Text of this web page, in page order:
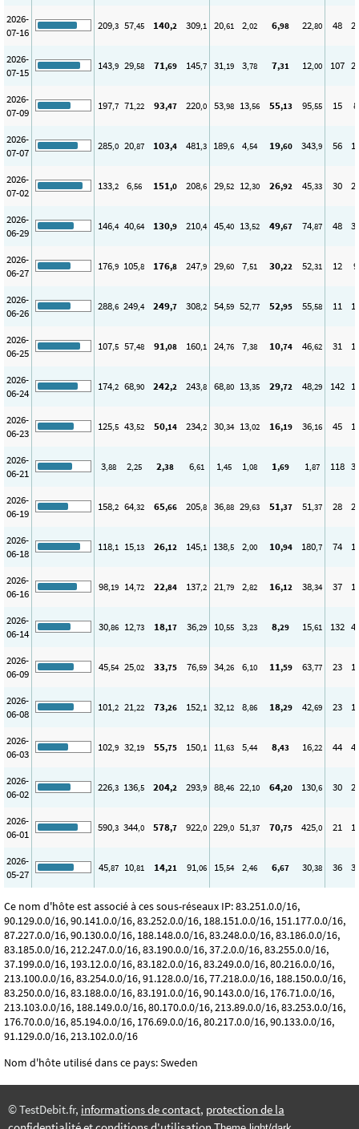
2026-
07-16
209,3 57,45 140,2 309,1 20,61 2,02 6,98 22,80 48
2026-
07-15
143,9 29,58 71,69 145,7 31,19 3,78 7,31 12,00 107
2026-
07-09
197,7 71,22 93,47 220,0 53,98 13,56 55,13 95,55 15 8
2026-
07-07
285,0 20,87 103,4 481,3 189,6 4,54 19,60 343,9 56
2026-
07-02
133,2 6,56 151,0 208,6 29,52 12,30 26,92 45,33 30
2026-
06-29
146,4 40,64 130,9 210,4 45,40 13,52 49,67 74,87 48
2026-
06-27
176,9 105,8 176,8 247,9 29,60 7,51 30,22 52,31 12 9
2026-
06-26
288,6 249,4 249,7 308,2 54,59 52,77 52,95 55,58 11
2026-
06-25
107,5 57,48 91,08 160,1 24,76 7,38 10,74 46,62 31
2026-
06-24
174,2 68,90 242,2 243,8 68,80 13,35 29,72 48,29 142
2026-
06-23
125,5 43,52 50,14 234,2 30,34 13,02 16,19 36,16 45
2026-
06-21
3,88 2,25 2,38 6,61 1,45 1,08 1,69 1,87 118
2026-
06-19
158,2 64,32 65,66 205,8 36,88 29,63 51,37 51,37 28
2026-
06-18
118,1 15,13 26,12 145,1 138,5 2,00 10,94 180,7 74
2026-
06-16
98,19 14,72 22,84 137,2 21,79 2,82 16,12 38,34 37
2026-
06-14
30,86 12,73 18,17 36,29 10,55 3,23 8,29 15,61 132
2026-
06-09
45,54 25,02 33,75 76,59 34,26 6,10 11,59 63,77 23
2026-
06-08
101,2 21,22 73,26 152,1 32,12 8,86 18,29 42,69 23
2026-
06-03
102,9 32,19 55,75 150,1 11,63 5,44 8,43 16,22 44
2026-
06-02
226,3 136,5 204,2 293,9 88,46 22,10 64,20 130,6 30
2026-
06-01
590,3 344,0 578,7 922,0 229,0 51,37 70,75 425,0 21
2026-
05-27
45,87 10,81 14,21 91,06 15,54 2,46 6,67 30,38 36
Ce nom d'hôte est associé à ces sous-réseaux IP: 83.251.0.0/16,
90.129.0.0/16, 90.141.0.0/16, 83.252.0.0/16, 188.151.0.0/16, 151.177.0.0/16,
87.227.0.0/16, 90.130.0.0/16, 188.148.0.0/16, 83.248.0.0/16, 83.186.0.0/16,
83.185.0.0/16, 212.247.0.0/16, 83.190.0.0/16, 37.2.0.0/16, 83.255.0.0/16,
37.199.0.0/16, 193.12.0.0/16, 83.182.0.0/16, 83.249.0.0/16, 80.216.0.0/16,
213.100.0.0/16, 83.254.0.0/16, 91.128.0.0/16, 77.218.0.0/16, 188.150.0.0/16,
83.250.0.0/16, 83.188.0.0/16, 83.191.0.0/16, 90.143.0.0/16, 176.71.0.0/16,
213.103.0.0/16, 188.149.0.0/16, 80.170.0.0/16, 213.89.0.0/16, 83.253.0.0/16,
176.70.0.0/16, 85.194.0.0/16, 176.69.0.0/16, 80.217.0.0/16, 90.133.0.0/16,
91.129.0.0/16, 213.102.0.0/16
Nom d'hôte utilisé dans ce pays: Sweden
© TestDebit.fr, informations de contact, protection de la